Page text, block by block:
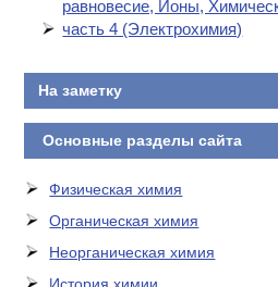
равновесие, Ионы,
часть 4 (Электрохимия)
На заметку
Основные разделы сайта
Физическая химия
Органическая химия
Неорганическая химия